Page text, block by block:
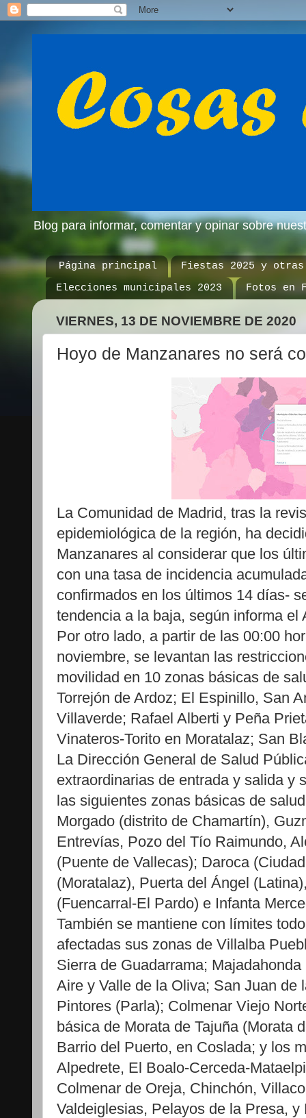
Blog para informar, comentar y opinar sobre
Página principal
Fiestas 2025 y otras
Elecciones municipales 2023
Fotos en
VIERNES, 13 DE NOVIEMBRE DE 2020
Hoyo de Manzanares no será
La Comunidad de Madrid, tras la
epidemiológica de la región, ha
Manzanares al considerar que los
con una tasa de incidencia
confirmados en los últimos 14 días-
tendencia a la baja, según informa el
Por otro lado, a partir de las 00:00
noviembre, se levantan las
movilidad en 10 zonas básicas de
Torrejón de Ardoz; El Espinillo, San
Villaverde; Rafael Alberti y Peña
Vinateros-Torito en Moratalaz; San
La Dirección General de Salud
extraordinarias de entrada y salida y
las siguientes zonas básicas de
Morgado (distrito de Chamartín),
Entrevías, Pozo del Tío Raimundo,
(Puente de Vallecas); Daroca
(Moratalaz), Puerta del Ángel
(Fuencarral-El Pardo) e Infanta
También se mantiene con límites
afectadas sus zonas de Villalba
Sierra de Guadarrama;
Aire y Valle de la Oliva; San Juan de
Pintores (Parla); Colmenar Viejo
básica de Morata de Tajuña (Morata
Barrio del Puerto, en Coslada; y los
Alpedrete, El Boalo-Cerceda-
Colmenar de Oreja, Chinchón,
Valdeiglesias, Pelayos de la Presa, y